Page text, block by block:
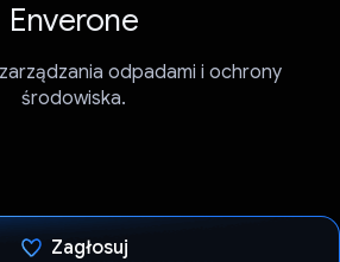
Enverone
odpadami i ochrony
środowiska.
Zagłosuj